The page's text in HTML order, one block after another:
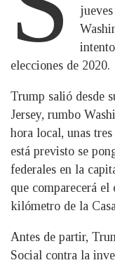
elecciones de 2020.
Trump salió desde
Jersey, rumbo
hora local, unas
está previsto se
federales en la
que comparecerá el
kilómetro de la
Antes de partir,
Social contra la